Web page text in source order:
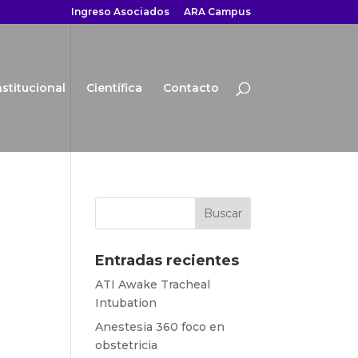
Ingreso Asociados ARA Campus
Científica Contacto
Entradas recientes
ATI Awake Tracheal
Intubation
Anestesia 360 foco en
obstetricia